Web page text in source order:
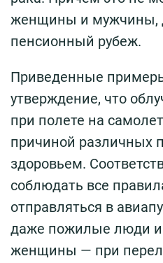
женщины и мужчины,
пенсионный рубеж.
Приведенные
утверждение, что
при полете на
причиной различных
здоровьем.
соблюдать все
отправляться в
даже пожилые люди
женщины — при